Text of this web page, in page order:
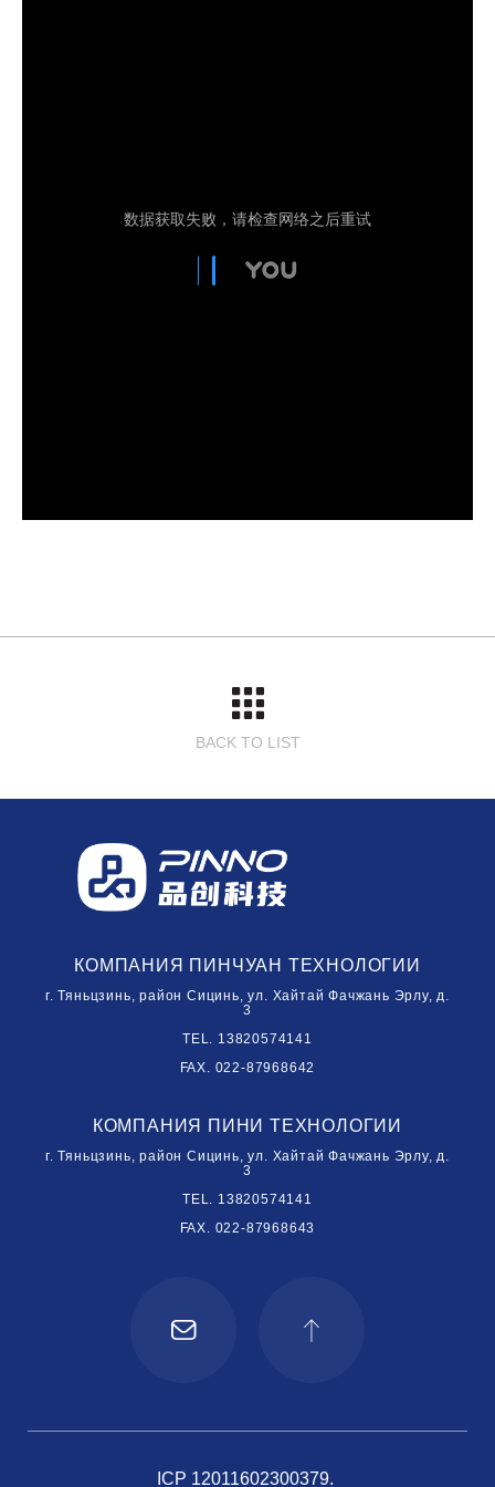
BACK TO LIST
КОМПАНИЯ ПИНЧУАН ТЕХНОЛОГИИ
г. Тяньцзинь, район Сицинь, ул. Хайтай Фачжань Эрлу, д.
3
TEL. 13820574141
FAX. 022-87968642
КОМПАНИЯ ПИНИ ТЕХНОЛОГИИ
г. Тяньцзинь, район Сицинь, ул. Хайтай Фачжань Эрлу, д.
3
TEL. 13820574141
FAX. 022-87968643
ICP 12011602300379.